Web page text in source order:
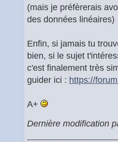
(mais je préfèrerais
des données linéaires)
Enfin, si jamais tu
bien, si le sujet
c'est finalement très
guider ici : https://
A+
Dernière modification